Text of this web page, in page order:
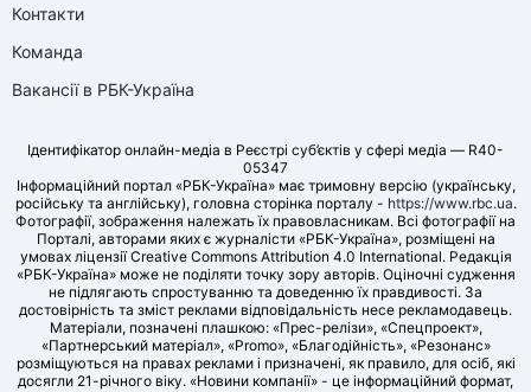
Контакти
Команда
Вакансії в РБК-Україна
Ідентифікатор онлайн-медіа в Реєстрі суб’єктів у сфері медіа — R40-
05347
Інформаційний портал «РБК-Україна» має тримовну версію (українську,
російську та англійську), головна сторінка порталу - https://www.rbc.ua.
Фотографії, зображення належать їх правовласникам. Всі фотографії на
Порталі, авторами яких є журналісти «РБК-Україна», розміщені на
умовах ліцензії Creative Commons Attribution 4.0 International. Редакція
«РБК-Україна» може не поділяти точку зору авторів. Оціночні судження
не підлягають спростуванню та доведенню їх правдивості. За
достовірність та зміст реклами відповідальність несе рекламодавець.
Матеріали, позначені плашкою: «Прес-релізи», «Спецпроект»,
«Партнерський матеріал», «Promo», «Благодійність», «Резонанс»
розміщуються на правах реклами і призначені, як правило, для осіб, які
досягли 21-річного віку. «Новини компанії» - це інформаційний формат,